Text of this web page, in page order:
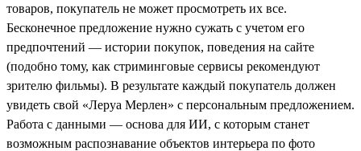
товаров, покупатель не может просмотреть их все.
Бесконечное предложение нужно сужать с учетом его
предпочтений — истории покупок, поведения на сайте
(подобно тому, как стриминговые сервисы рекомендуют
зрителю фильмы). В результате каждый покупатель должен
увидеть свой «Леруа Мерлен» с персональным предложением.
Работа с данными — основа для ИИ, с которым станет
возможным распознавание объектов интерьера по фото